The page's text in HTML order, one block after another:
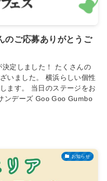
のご応募ありがとうご
定しました！ たくさんの
いました。 横浜らしい個性
ます。 当日のステージをお
ンデーズ Goo Goo Gumbo
お知らせ